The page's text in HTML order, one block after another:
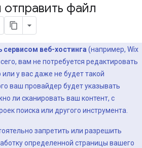
отправить файл
сервисом веб-хостинга (например, Wix
вам не потребуется редактировать
у вас даже не будет такой
ваш провайдер будет указывать
ли сканировать ваш контент, с
поиска или другого инструмента.
запретить или разрешить
определенной страницы вашего